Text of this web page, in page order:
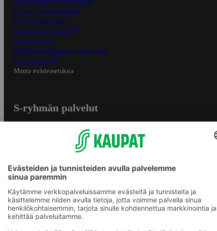
Tilaus- ja toimitusehdot
Tietosuojakäytäntö
Palvelun käyttöehdot
Saavutettavuus
Mobiilisovelluksen saavutettavuus
Mainostajalle
Muuta evästeasetuksia
S-ryhmän palvelut
S-ostoslista -sovellus
Prisma.fi
Sokos.fi
S-Pankki
Yhteishyvä
Sokos Hotels